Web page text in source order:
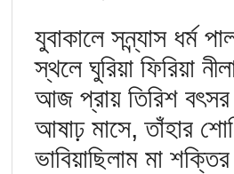
যুবাকালে সন্ন্যাস ধর্ম
স্থলে ঘুরিয়া ফিরিয়া
আজ প্রায় তিরিশ
আষাঢ় মাসে, তাঁহার
ভাবিয়াছিলাম মা